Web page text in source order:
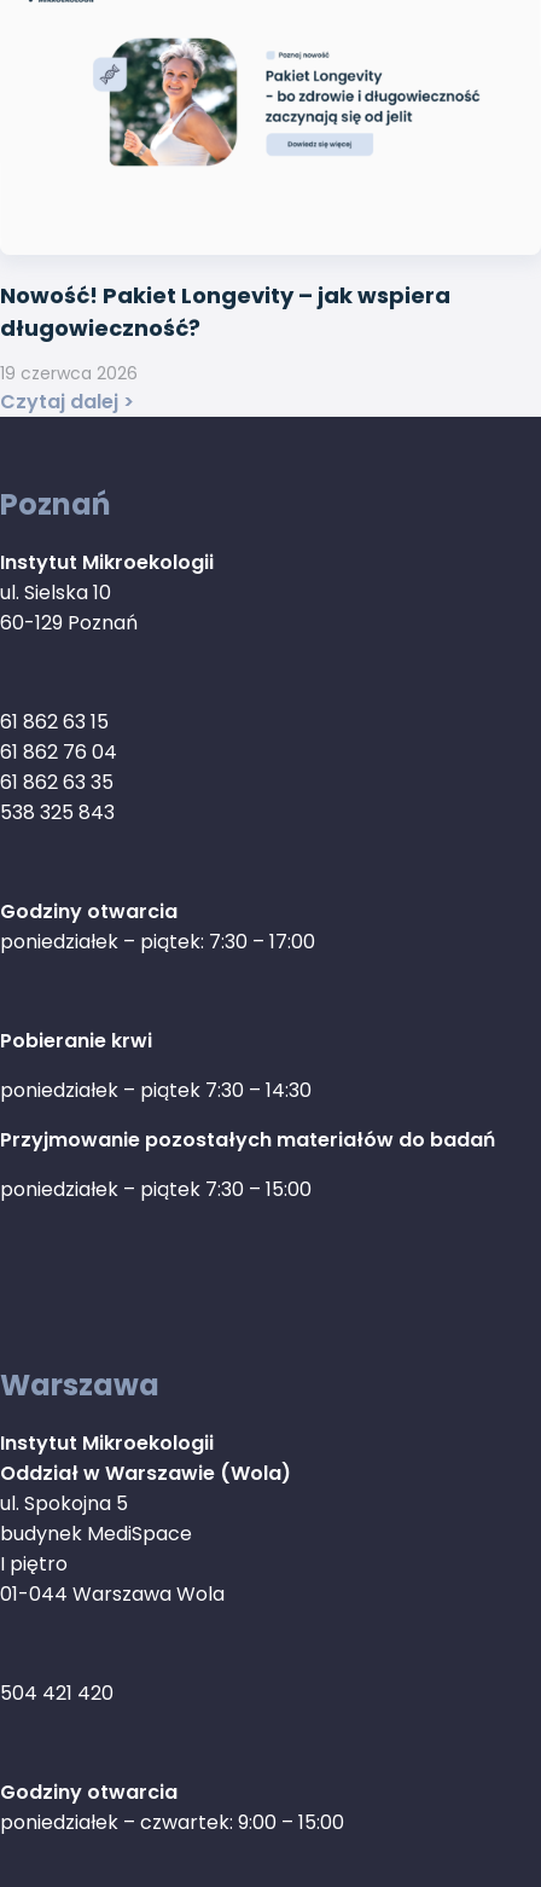
Nowość! Pakiet Longevity – jak wspiera
długowieczność?
Czytaj dalej >
19 czerwca 2026
Poznań
Instytut Mikroekologii
ul. Sielska 10
60-129 Poznań
61 862 63 15
61 862 76 04
61 862 63 35
538 325 843
Godziny otwarcia
poniedziałek – piątek: 7:30 – 17:00
Pobieranie krwi
poniedziałek – piątek 7:30 – 14:30
Przyjmowanie pozostałych materiałów do badań
poniedziałek – piątek 7:30 – 15:00
Warszawa
Instytut Mikroekologii
Oddział w Warszawie (Wola)
ul. Spokojna 5
budynek MediSpace
I piętro
01-044 Warszawa Wola
504 421 420
Godziny otwarcia
poniedziałek – czwartek: 9:00 – 15:00